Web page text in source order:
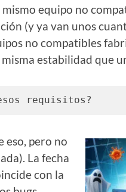
equipo no
(y ya van unos
no compatibles
estabilidad que
requisitos?
eso, pero no
La fecha
con la